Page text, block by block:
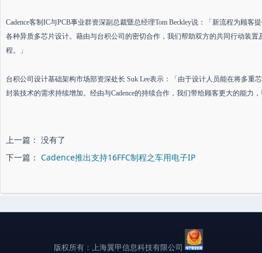
Cadence客制IC与PCB事业群资深副总裁暨总经理Tom Beckley说：「新流程为顾
各种异质多芯片设计。藉由与台积公司的密切合作，我们帮助双方的共同行动装
程。」
台积公司设计基础架构市场部资深处长 Suk Lee表示：「由于设计人员能在将多
封装技术的需求持续增加。经由与Cadence的持续合作，我们带给顾客更大的能力
上一篇： 没有了
下一篇： Cadence推出支持16FFC制程之车用电子IP
版权所有：上海翼甲信息科技有限公司